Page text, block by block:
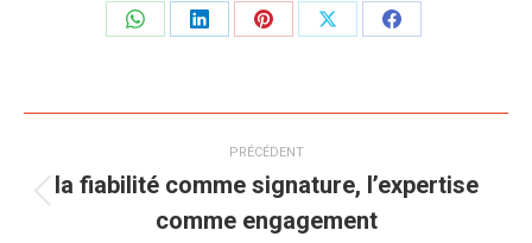
PartagerPartagerPartagerPartagerPartager
article
PRÉCÉDENT
Article
précédent
la fiabilité comme signature, l’expertise
comme engagement